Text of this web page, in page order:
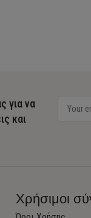
για να
και
Χρήσιμοι